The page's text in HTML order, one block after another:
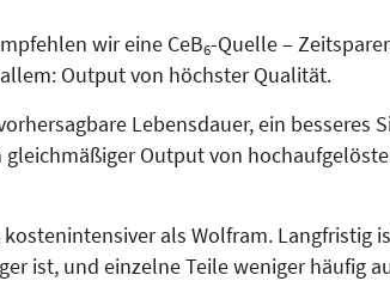
wir eine CeB6-Quelle –
Output von höchster Qualität.
Lebensdauer, ein besseres
Output von
kostenintensiver als Wolfram. Langfristig
ist, und einzelne Teile weniger häufig